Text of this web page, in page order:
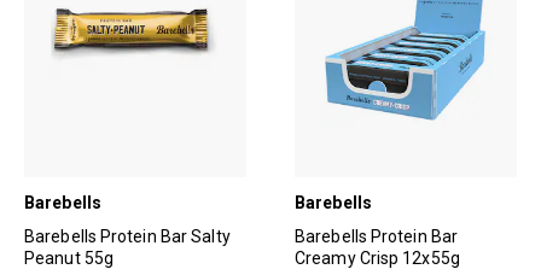
Barebells
Barebells Protein Bar Salty
Peanut 55g
Barebells
Barebells Protein Bar
Creamy Crisp 12x55g